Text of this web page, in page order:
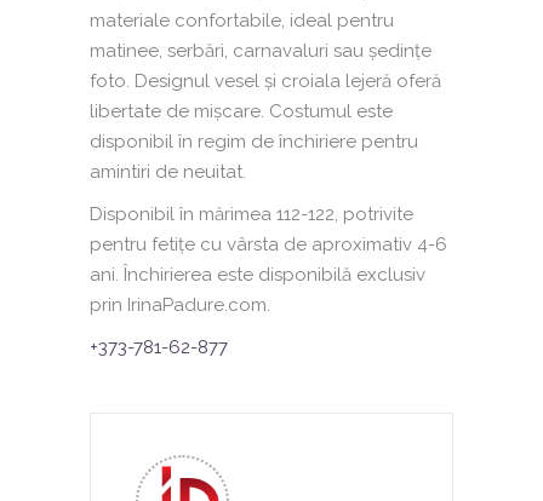
materiale confortabile, ideal pentru
matinee, serbări, carnavaluri sau ședințe
foto. Designul vesel și croiala lejeră oferă
libertate de mișcare. Costumul este
disponibil în regim de închiriere pentru
amintiri de neuitat.
Disponibil în mărimea 112-122, potrivite
pentru fetițe cu vârsta de aproximativ 4-6
ani. Închirierea este disponibilă exclusiv
prin IrinaPadure.com.
+373-781-62-877